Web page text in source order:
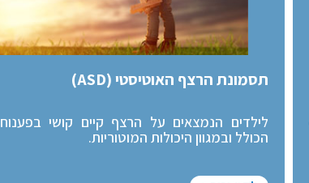
תסמונת הרצף האוטיסטי (ASD)
לילדים הנמצאים על הרצף קיים קושי
הכולל ובמגוון היכולות המוטוריות.